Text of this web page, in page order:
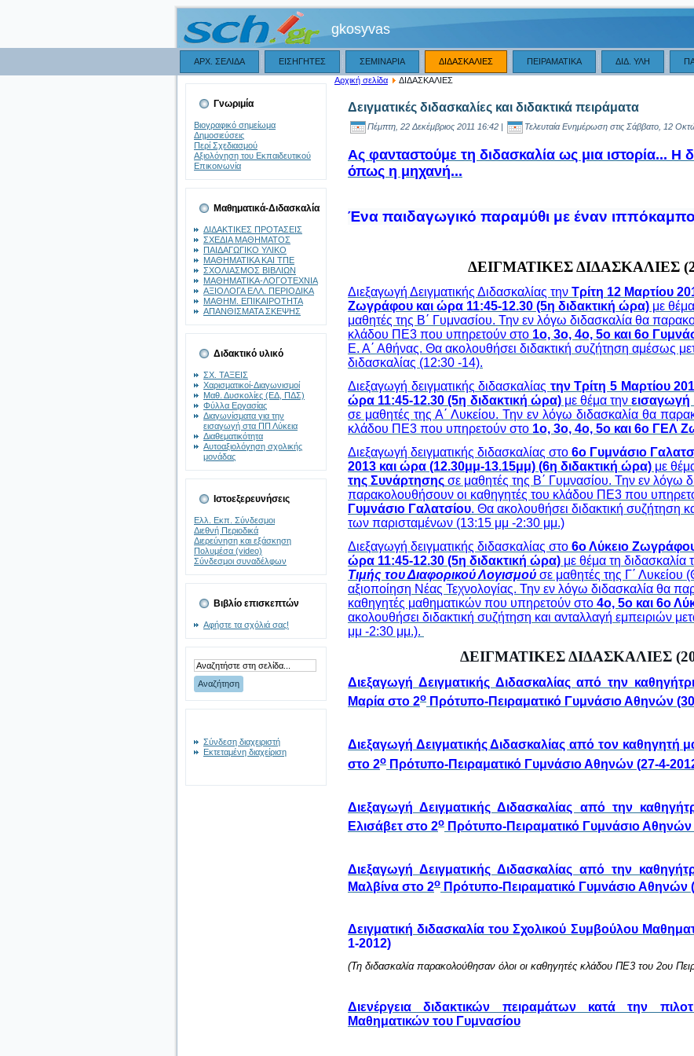
gkosyvas
ΑΡΧ. ΣΕΛΙΔΑ ΕΙΣΗΓΗΤΕΣ ΣΕΜΙΝΑΡΙΑ ΔΙΔΑΣΚΑΛΙΕΣ ΠΕΙΡΑΜΑΤΙΚΑ ΔΙΔ. ΥΛΗ
Γνωριμία
Βιογραφικό σημείωμα
Δημοσιεύσεις
Περί Σχεδιασμού
Αξιολόγηση του Εκπαιδευτικού
Επικοινωνία
Μαθηματικά-Διδασκαλία
ΔΙΔΑΚΤΙΚΕΣ ΠΡΟΤΑΣΕΙΣ
ΣΧΕΔΙΑ ΜΑΘΗΜΑΤΟΣ
ΠΑΙΔΑΓΩΓΙΚΟ ΥΛΙΚΟ
ΜΑΘΗΜΑΤΙΚΑ ΚΑΙ ΤΠΕ
ΣΧΟΛΙΑΣΜΟΣ ΒΙΒΛΙΩΝ
ΜΑΘΗΜΑΤΙΚΑ-ΛΟΓΟΤΕΧΝΙΑ
ΑΞΙΟΛΟΓΑ ΕΛΛ. ΠΕΡΙΟΔΙΚΑ
ΜΑΘΗΜ. ΕΠΙΚΑΙΡΟΤΗΤΑ
ΑΠΑΝΘΙΣΜΑΤΑ ΣΚΕΨΗΣ
Διδακτικό υλικό
ΣΧ. ΤΑΞΕΙΣ
Χαρισματικοί-Διαγωνισμοί
Μαθ. Δυσκολίες (ΕΔ, ΠΔΣ)
Φύλλα Εργασίας
Διαγωνίσματα για την
εισαγωγή στα ΠΠ Λύκεια
Διαθεματικότητα
Αυτοαξιολόγηση σχολικής
μονάδας
Ιστοεξερευνήσεις
Ελλ. Εκπ. Σύνδεσμοι
Διεθνή Περιοδικά
Διερεύνηση και εξάσκηση
Πολυμέσα (video)
Σύνδεσμοι συναδέλφων
Βιβλίο επισκεπτών
Αφήστε τα σχόλιά σας!
Σύνδεση διαχειριστή
Εκτεταμένη διαχείριση
Αρχική σελίδα ΔΙΔΑΣΚΑΛΙΕΣ
Δειγματικές διδασκαλίες και διδακτικά πειράματα
Πέμπτη, 22 Δεκέμβριος 2011 16:42 | Τελευταία Ενημέρωση στις Σάββατο, 12
Ας φανταστούμε τη διδασκαλία ως μια ιστορία... Η
όπως η μηχανή...
Ένα παιδαγωγικό παραμύθι με έναν ιππόκαμπο
ΔΕΙΓΜΑΤΙΚΕΣ ΔΙΔΑΣΚΑΛΙΕΣ
Διεξαγωγή Δειγματικής Διδασκαλίας την Τρίτη 12 Μαρτίου
Ζωγράφου και ώρα 11:45-12.30 (5η διδακτική ώρα) με
μαθητές της Β΄ Γυμνασίου. Την εν λόγω διδασκαλία θα
κλάδου ΠΕ3 που υπηρετούν στο 1ο, 3ο, 4ο, 5ο και 6ο
Ε. Α΄ Αθήνας. Θα ακολουθήσει διδακτική συζήτηση αμέσως
διδασκαλίας (12:30 -14).
Διεξαγωγή δειγματικής διδασκαλίας την Τρίτη 5 Μαρτίου
ώρα 11:45-12.30 (5η διδακτική ώρα)με θέμα τηνεισαγωγή
σε μαθητές της Α΄ Λυκείου. Την εν λόγω διδασκαλία θα
κλάδου ΠΕ3 που υπηρετούν στο 1ο, 3ο, 4ο, 5ο και 6ο ΓΕΛ
Διεξαγωγή δειγματικής διδασκαλίας στο 6ο Γυμνάσιο
2013 και ώρα (12.30μμ-13.15μμ) (6η διδακτική ώρα) με
της Συνάρτησης σε μαθητές της Β΄ Γυμνασίου. Την εν λόγω
παρακολουθήσουν οι καθηγητές του κλάδου ΠΕ3 που
Γυμνάσιο Γαλατσίου. Θα ακολουθήσει διδακτική συζήτηση
των παρισταμένων (13:15 μμ -2:30 μμ.)
Διεξαγωγή δειγματικής διδασκαλίας στο 6ο Λύκειο Ζωγράφου
ώρα 11:45-12.30 (5η διδακτική ώρα) με θέμα τη διδασκαλία
Τιμής του Διαφορικού Λογισμού σε μαθητές της Γ΄ Λυκείου
αξιοποίηση Νέας Τεχνολογίας. Την εν λόγω διδασκαλία θα
καθηγητές μαθηματικών που υπηρετούν στο 4ο, 5ο και 6ο
ακολουθήσει διδακτική συζήτηση και ανταλλαγή εμπειριών
μμ -2:30 μμ.).
ΔΕΙΓΜΑΤΙΚΕΣ ΔΙΔΑΣΚΑΛΙΕΣ
Διεξαγωγή Δειγματικής Διδασκαλίας από την
Μαρία στο 2ο Πρότυπο-Πειραματικό Γυμνάσιο Αθηνών
Διεξαγωγή Δειγματικής Διδασκαλίας από τον καθηγητή
στο 2ο Πρότυπο-Πειραματικό Γυμνάσιο Αθηνών (27-4-
Διεξαγωγή Δειγματικής Διδασκαλίας από την
Ελισάβετ στο 2ο Πρότυπο-Πειραματικό Γυμνάσιο Αθηνών
Διεξαγωγή Δειγματικής Διδασκαλίας από την
Μαλβίνα στο 2ο Πρότυπο-Πειραματικό Γυμνάσιο Αθηνών
Δειγματική διδασκαλία του Σχολικού Συμβούλου
1-2012)
(Τη διδασκαλία παρακολούθησαν όλοι οι καθηγητές κλάδου ΠΕ3 του 2ου
Διενέργεια διδακτικών πειραμάτων κατά την
Μαθηματικών του Γυμνασίου